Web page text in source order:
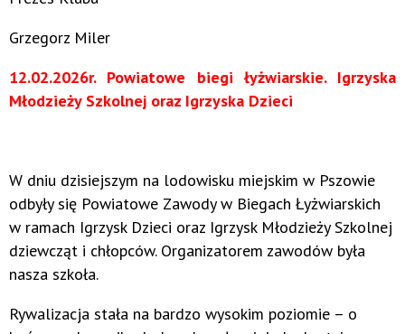
Grzegorz Miler
12.02.2026r. Powiatowe biegi łyżwiarskie. Igrzyska
Młodzieży Szkolnej oraz Igrzyska Dzieci
W dniu dzisiejszym na lodowisku miejskim w Pszowie
odbyły się Powiatowe Zawody w Biegach Łyżwiarskich
w ramach Igrzysk Dzieci oraz Igrzysk Młodzieży Szkolnej
dziewcząt i chłopców. Organizatorem zawodów była
nasza szkoła.
Rywalizacja stała na bardzo wysokim poziomie – o